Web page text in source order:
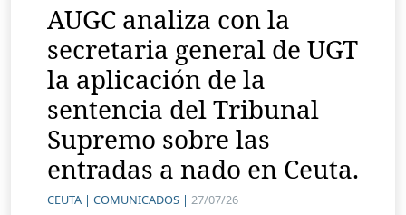
AUGC analiza con la
secretaria general de UGT
la aplicación de la
sentencia del Tribunal
Supremo sobre las
entradas a nado en Ceuta.
CEUTA | COMUNICADOS | 27/07/26